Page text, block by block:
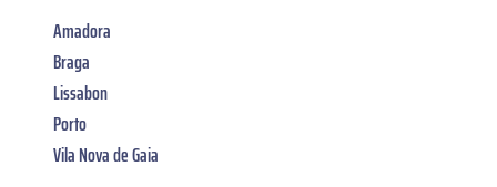
Amadora
Braga
Lissabon
Porto
Vila Nova de Gaia